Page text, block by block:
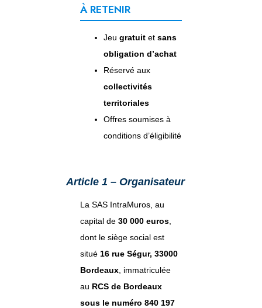
À RETENIR
Jeu gratuitet sans
obligation d’achat
Réservé aux
collectivités
territoriales
Offres soumises à
conditions d’éligibilité
Article 1 – Organisateur
La SAS IntraMuros, au
capital de 30 000 euros,
dont le siège social est
situé 16 rue Ségur, 33000
Bordeaux, immatriculée
au RCS de Bordeaux
sous le numéro 840 197